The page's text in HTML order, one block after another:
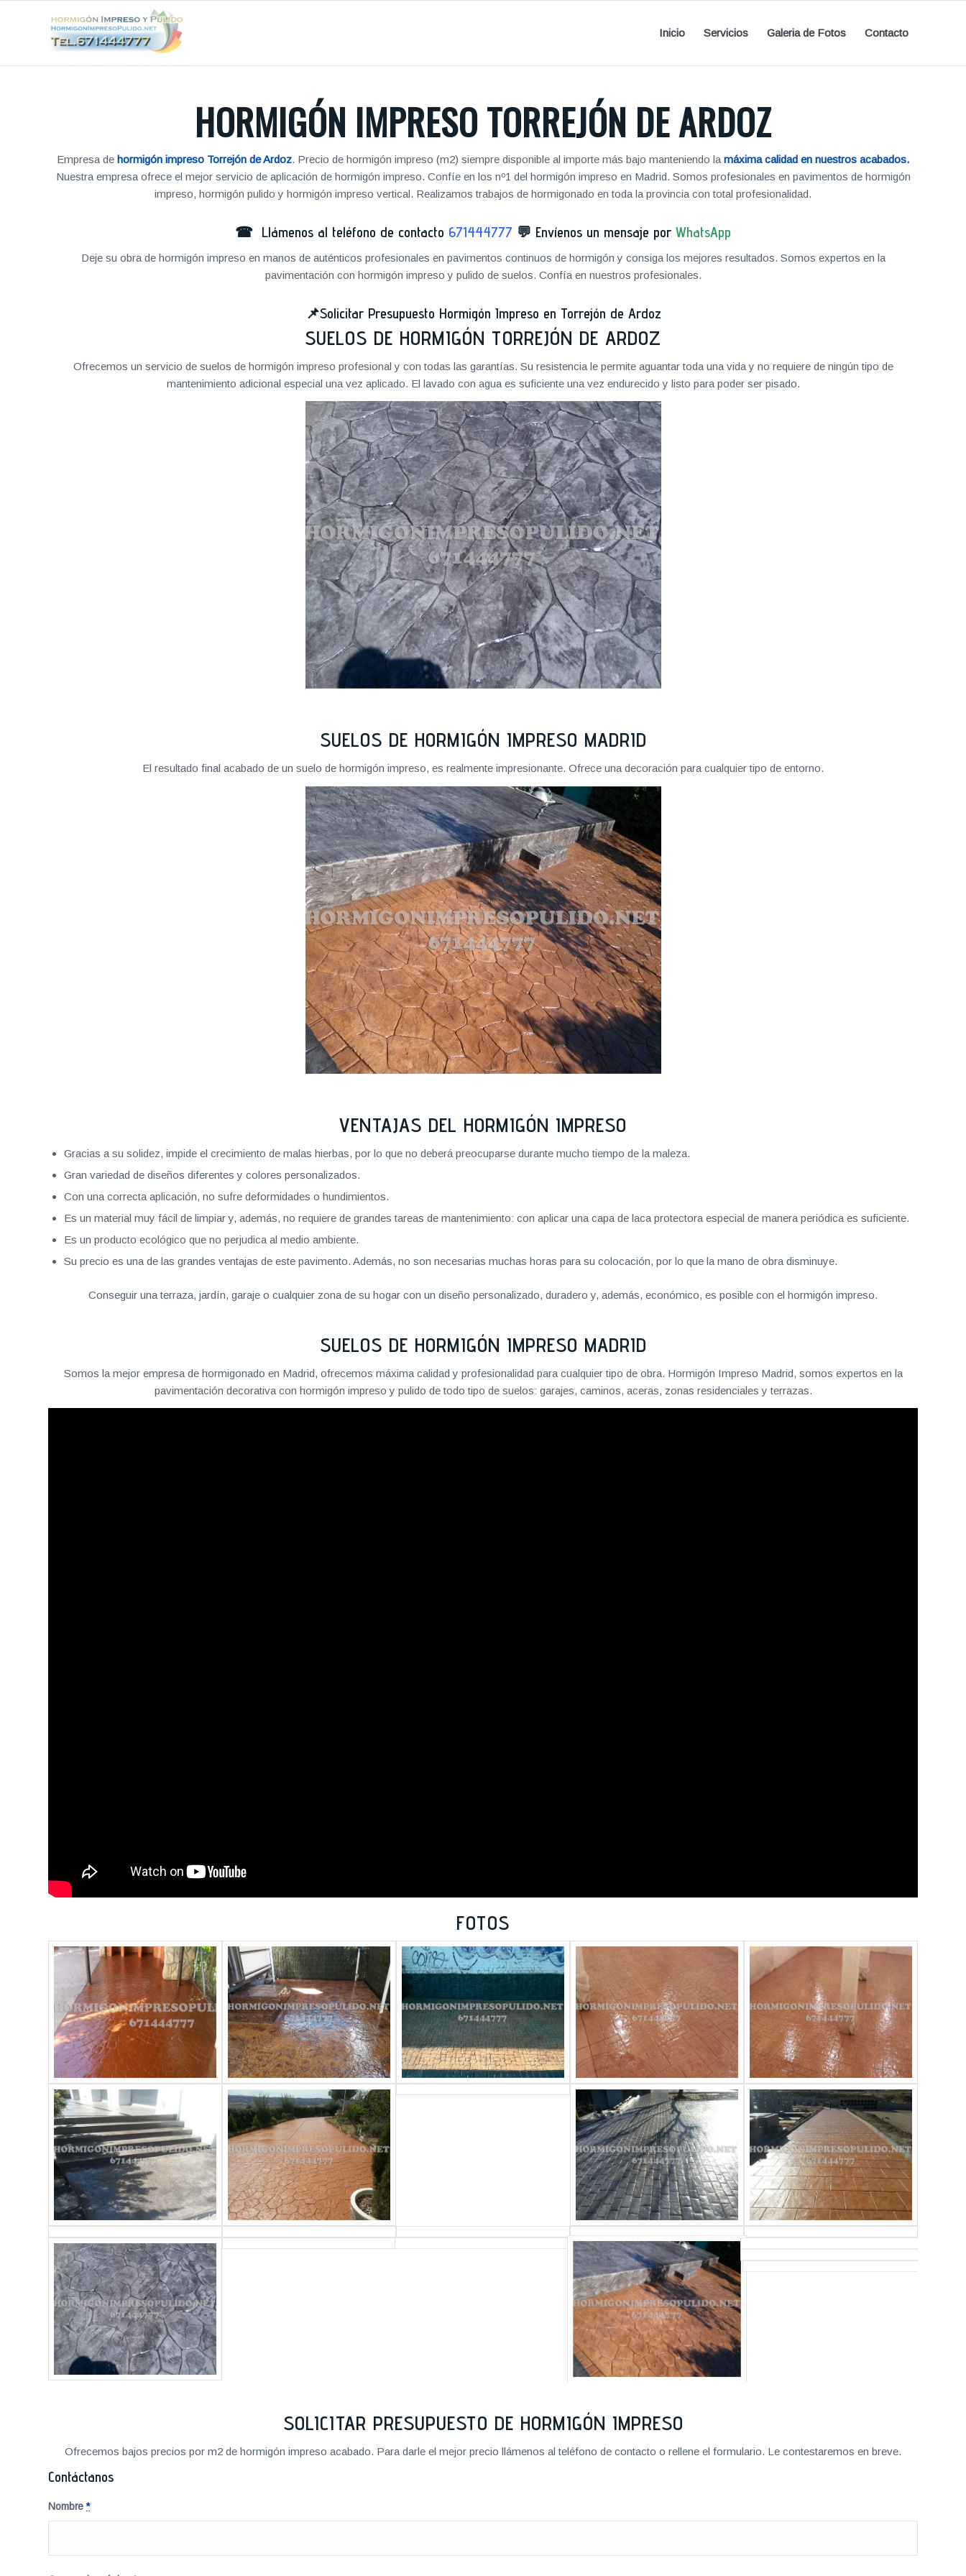
Inicio Servicios Galeria de Fotos Contacto
HORMIGÓN IMPRESO TORREJÓN DE ARDOZ
Empresa de hormigón impreso Torrejón de Ardoz. Precio de hormigón impreso (m2) siempre disponible al importe más bajo manteniendo la máxima calidad en nuestros acabados.
Nuestra empresa ofrece el mejor servicio de aplicación de hormigón impreso. Confíe en los nº1 del hormigón impreso en Madrid. Somos profesionales en pavimentos de hormigón
impreso, hormigón pulido y hormigón impreso vertical. Realizamos trabajos de hormigonado en toda la provincia con total profesionalidad.
☎ Llámenos al teléfono de contacto 671444777 💬 Envíenos un mensaje por WhatsApp
Deje su obra de hormigón impreso en manos de auténticos profesionales en pavimentos continuos de hormigón y consiga los mejores resultados. Somos expertos en la
pavimentación con hormigón impreso y pulido de suelos. Confía en nuestros profesionales.
📌Solicitar Presupuesto Hormigón Impreso en Torrejón de Ardoz
SUELOS DE HORMIGÓN TORREJÓN DE ARDOZ
Ofrecemos un servicio de suelos de hormigón impreso profesional y con todas las garantías. Su resistencia le permite aguantar toda una vida y no requiere de ningún tipo de
mantenimiento adicional especial una vez aplicado. El lavado con agua es suficiente una vez endurecido y listo para poder ser pisado.
SUELOS DE HORMIGÓN IMPRESO MADRID
El resultado final acabado de un suelo de hormigón impreso, es realmente impresionante. Ofrece una decoración para cualquier tipo de entorno.
VENTAJAS DEL HORMIGÓN IMPRESO
Gracias a su solidez, impide el crecimiento de malas hierbas, por lo que no deberá preocuparse durante mucho tiempo de la maleza.
Gran variedad de diseños diferentes y colores personalizados.
Con una correcta aplicación, no sufre deformidades o hundimientos.
Es un material muy fácil de limpiar y, además, no requiere de grandes tareas de mantenimiento: con aplicar una capa de laca protectora especial de manera periódica es suficiente.
Es un producto ecológico que no perjudica al medio ambiente.
Su precio es una de las grandes ventajas de este pavimento. Además, no son necesarias muchas horas para su colocación, por lo que la mano de obra disminuye.
Conseguir una terraza, jardín, garaje o cualquier zona de su hogar con un diseño personalizado, duradero y, además, económico, es posible con el hormigón impreso.
SUELOS DE HORMIGÓN IMPRESO MADRID
Somos la mejor empresa de hormigonado en Madrid, ofrecemos máxima calidad y profesionalidad para cualquier tipo de obra. Hormigón Impreso Madrid, somos expertos en la
pavimentación decorativa con hormigón impreso y pulido de todo tipo de suelos: garajes, caminos, aceras, zonas residenciales y terrazas.
FOTOS
SOLICITAR PRESUPUESTO DE HORMIGÓN IMPRESO
Ofrecemos bajos precios por m2 de hormigón impreso acabado. Para darle el mejor precio llámenos al teléfono de contacto o rellene el formulario. Le contestaremos en breve.
Contáctanos
Nombre*